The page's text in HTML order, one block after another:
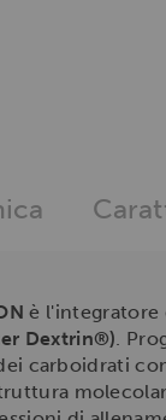
è l'integratore
Dextrin®).
carboidrati